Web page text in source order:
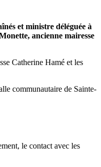
et ministre déléguée à
ancienne mairesse
Catherine Hamé et les
communautaire de Sainte-
le contact avec les